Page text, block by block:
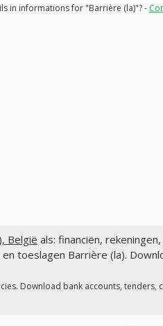
in informations for "Barrière (la)"? -
België als: financiën,
toeslagen Barrière (la).
Download bank accounts, tenders,